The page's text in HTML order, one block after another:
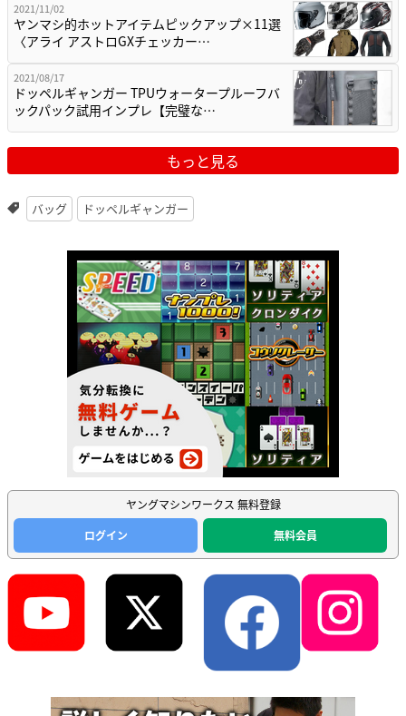
2021/11/02
ヤンマシ的ホットアイテムピックアップ×11選
〈アライ アストロGXチェッカー…
2021/08/17
ドッペルギャンガー TPUウォータープルーフバ
ックパック試用インプレ【完璧な…
もっと見る
バッグ ドッペルギャンガー
ヤングマシンワークス 無料登録
ログイン
無料会員